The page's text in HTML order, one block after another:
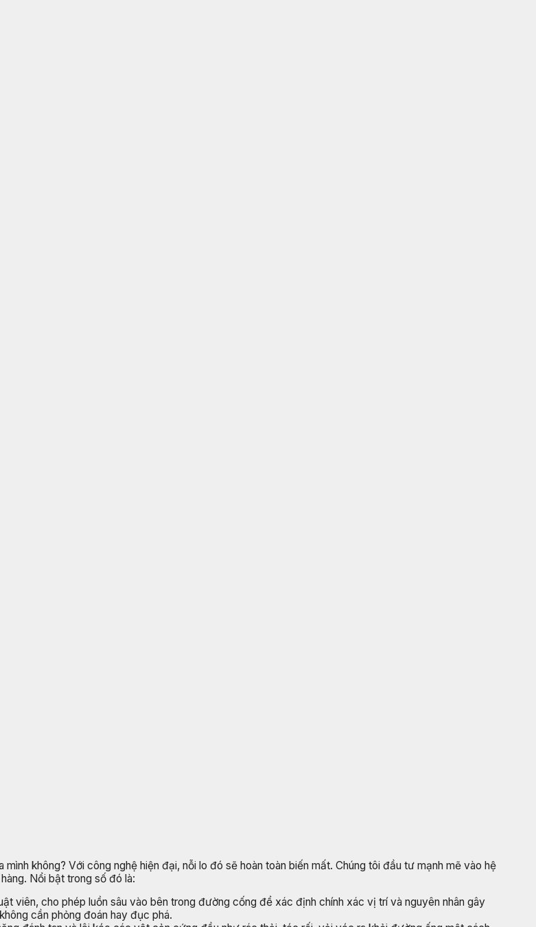
không? Với công nghệ hiện đại, nỗi lo đó sẽ hoàn toàn biến mất. Chúng tôi đầu tư mạnh mẽ vào hệ
Nổi bật trong số đó là:
viên, cho phép luồn sâu vào bên trong đường cống để xác định chính xác vị trí và nguyên nhân gây
cần phỏng đoán hay đục phá.